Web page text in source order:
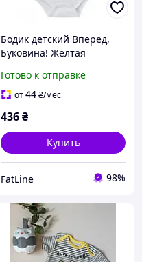
Бодик детский Вперед,
Буковина! Желтая
Готово к отправке
от44₴/мес
436₴
Купить
FatLine 98%